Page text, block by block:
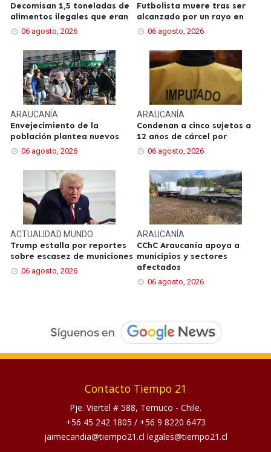
Decomisan 1,5 toneladas de
alimentos ilegales que eran
06 agosto, 2026
Futbolista muere tras ser
alcanzado por un rayo en
06 agosto, 2026
ARAUCANÍA
Envejecimiento de la
población plantea nuevos
06 agosto, 2026
ARAUCANÍA
Condenan a cinco sujetos a
12 años de cárcel por
06 agosto, 2026
ACTUALIDAD MUNDO
Trump estalla por reportes
sobre escasez de municiones
06 agosto, 2026
ARAUCANÍA
CChC Araucanía apoya a
municipios y sectores
afectados
06 agosto, 2026
Contacto Tiempo 21
Pje. Viertel # 588, Temuco - Chile.
+56 45 242 1805 / +56 9 8220 6473
jaimecandia@tiempo21.cl legales@tiempo21.cl